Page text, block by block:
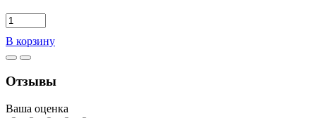
Количество
товара
Шуруп
5,5х25
головка
цинк
В корзину
Отзывы
Ваша оценка